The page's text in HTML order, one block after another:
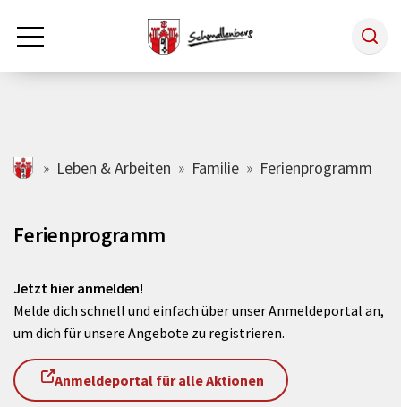
Zum Hauptinhalt springen
Rathaus & Politik
Freizeit & Kultur
Wirtschaft
schmallenberg.de
Leben & Arbeiten Familie Ferienprogramm
Ferienprogramm
Jetzt hier anmelden!
Melde dich schnell und einfach über unser Anmeldeportal an,
um dich für unsere Angebote zu registrieren.
Anmeldeportal für alle Aktionen